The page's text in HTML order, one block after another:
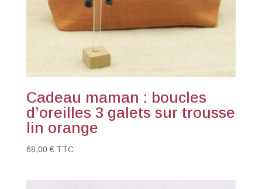
Cadeau maman : boucles
d’oreilles 3 galets sur trousse
lin orange
68,00€ TTC